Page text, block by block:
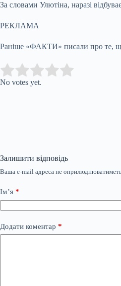
За словами Улютіна, наразі
РЕКЛАМА
Раніше «ФАКТИ» писали про те,
Rate this item:
No votes yet.
Залишити відповідь
Ваша e-mail адреса не
Ім’я *
Додати коментар *